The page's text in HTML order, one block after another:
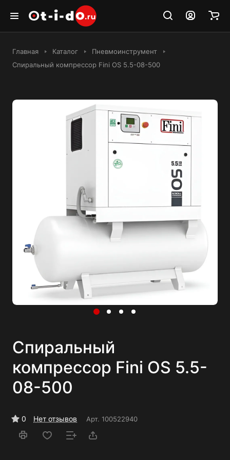
Главная Каталог
Пневмоинструмент
Спиральный компрессор Fini OS 5.5-08-500
Спиральный
компрессор Fini OS 5.5-
08-500
0 Нет отзывов Арт. 100522940